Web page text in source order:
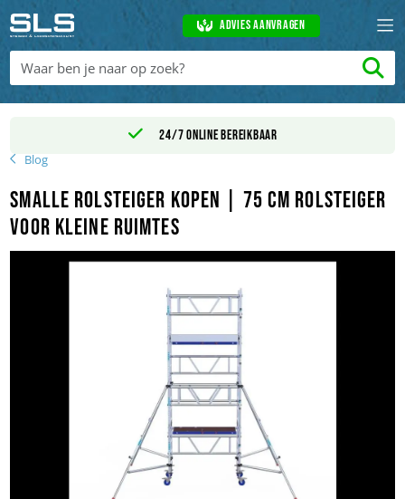
Advies aanvragen
24/7 online bereikbaar
Blog
Smalle Rolsteiger Kopen | 75 cm Rolsteiger
voor Kleine Ruimtes